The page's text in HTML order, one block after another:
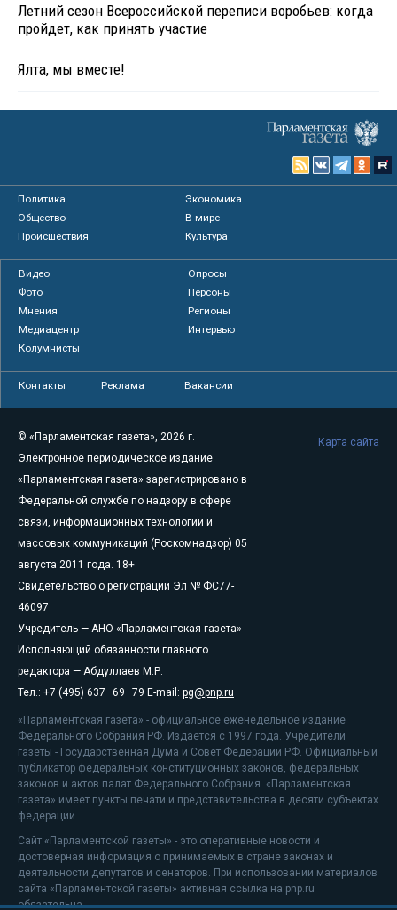
Летний сезон Всероссийской переписи воробьев: когда
пройдет, как принять участие
Ялта, мы вместе!
Политика
Экономика
Общество
В мире
Происшествия
Культура
Видео
Опросы
Фото
Персоны
Мнения
Регионы
Медиацентр
Интервью
Колумнисты
Контакты Реклама Вакансии
© «Парламентская газета», 2026 г.
Электронное периодическое издание
«Парламентская газета» зарегистрировано в
Федеральной службе по надзору в сфере
связи, информационных технологий и
массовых коммуникаций (Роскомнадзор) 05
августа 2011 года. 18+
Свидетельство о регистрации Эл № ФС77-
46097
Учредитель — АНО «Парламентская газета»
Исполняющий обязанности главного
редактора — Абдуллаев М.Р.
Тел.: +7 (495) 637–69–79 E-mail: pg@pnp.ru
«Парламентская газета» - официальное еженедельное издание
Федерального Собрания РФ. Издается с 1997 года. Учредители
газеты - Государственная Дума и Совет Федерации РФ. Официальный
публикатор федеральных конституционных законов, федеральных
законов и актов палат Федерального Собрания. «Парламентская
газета» имеет пункты печати и представительства в десяти субъектах
федерации.
Сайт «Парламентской газеты» - это оперативные новости и
достоверная информация о принимаемых в стране законах и
деятельности депутатов и сенаторов. При использовании материалов
сайта «Парламентской газеты» активная ссылка на pnp.ru
обязательна.
Карта сайта